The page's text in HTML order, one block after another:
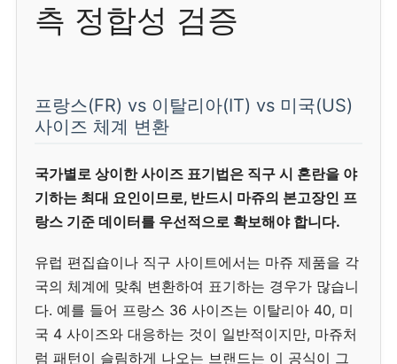
측 정합성 검증
프랑스(FR) vs 이탈리아(IT) vs 미국(US)
사이즈 체계 변환
국가별로 상이한 사이즈 표기법은 직구 시 혼란을 야
기하는 최대 요인이므로, 반드시 마쥬의 본고장인 프
랑스 기준 데이터를 우선적으로 확보해야 합니다.
유럽 편집숍이나 직구 사이트에서는 마쥬 제품을 각
국의 체계에 맞춰 변환하여 표기하는 경우가 많습니
다. 예를 들어 프랑스 36 사이즈는 이탈리아 40, 미
국 4 사이즈와 대응하는 것이 일반적이지만, 마쥬처
럼 패턴이 슬림하게 나오는 브랜드는 이 공식이 그